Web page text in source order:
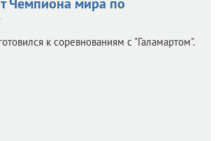
к соревнованиям с "Галамартом".